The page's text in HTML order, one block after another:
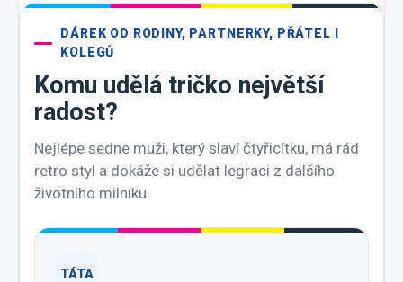
DÁREK OD RODINY, PARTNERKY, PŘÁTEL I
KOLEGŮ
Komu udělá tričko největší
radost?
Nejlépe sedne muži, který slaví čtyřicítku, má rád
retro styl a dokáže si udělat legraci z dalšího
životního milníku.
TÁTA